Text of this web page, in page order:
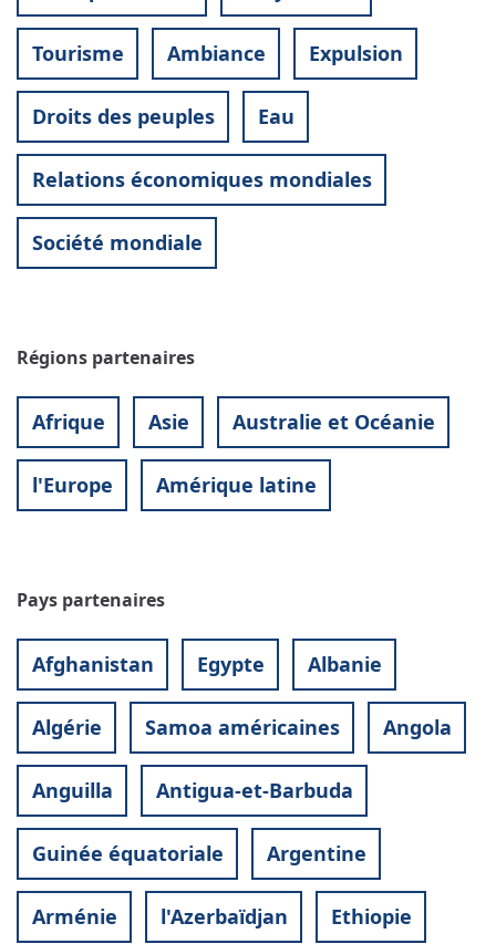
Tourisme Ambiance Expulsion
Droits des peuples Eau
Relations économiques mondiales
Société mondiale
Régions partenaires
Afrique Asie Australie et Océanie
l'Europe Amérique latine
Pays partenaires
Afghanistan Egypte Albanie
Algérie Samoa américaines Angola
Anguilla Antigua-et-Barbuda
Guinée équatoriale Argentine
Arménie l'Azerbaïdjan Ethiopie